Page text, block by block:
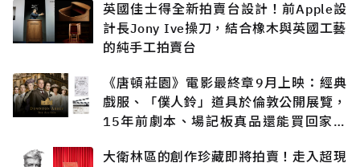
英國佳士得全新拍賣台設計！前Apple設
計長Jony Ive操刀，結合橡木與英國工藝
的純手工拍賣台
《唐頓莊園》電影最終章9月上映：經典
戲服、「僕人鈴」道具於倫敦公開展覽，
15年前劇本、場記板真品還能買回家收
大衛林區的創作珍藏即將拍賣！走入超現